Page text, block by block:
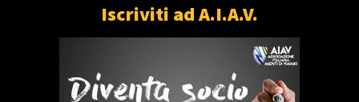
Iscriviti ad A.I.A.V.